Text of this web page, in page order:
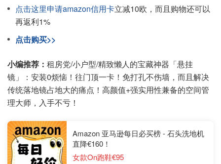
点击这里申请amazon信用卡立减10欧，而且购物还可以
再返利1%
点击购买>>
小编推荐： 租房党/小户型/精致懒人的宝藏神器「悬挂
镜」：安装0烦恼！往门顶一卡！免打孔不伤墙，而且解决
传统落地镜占地大的痛点！高颜值+强实用性兼备的空间管
理大师，入手不亏！
Amazon 亚马逊每日必买榜 - 石头洗地机
直降€160！
女款On跑鞋€95